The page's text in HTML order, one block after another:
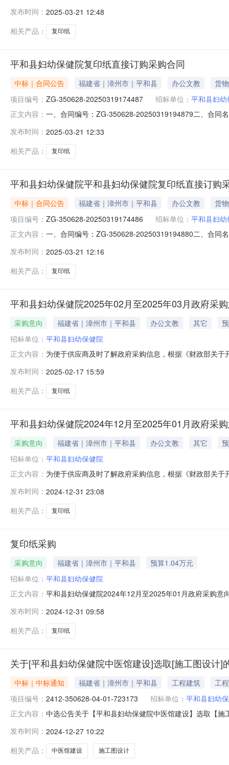
祥平贸易有限公司地址：漳州市芗城区建业路1号明欣福
发布时间： 2025-03-21 12:48
相关产品：
复印纸
平和县妇幼保健院复印纸直接订购采购合同
中标｜合同公告 福建省｜漳州市｜平和县 办公文教
货物
项目编号： ZG-350628-20250319174487 招标单位： 平和县妇
正文内容： 一、合同编号：ZG-350628-20250319194879二、合同
漳州市祥平贸易有限公司地址：漳州市芗城区建业路1号
发布时间： 2025-03-21 12:33
相关产品：
复印纸
平和县妇幼保健院平和县妇幼保健院复印纸直接订购
中标｜合同公告 福建省｜漳州市｜平和县 办公文教
货物
项目编号： ZG-350628-20250319174486 招标单位： 平和县妇
正文内容： 一、合同编号：ZG-350628-20250319194880二、合同
祥平贸易有限公司地址：漳州市芗城区建业路1号明欣福
发布时间： 2025-03-21 12:16
相关产品：
复印纸
平和县妇幼保健院2025年02月至2025年03月政府采
采购意向 福建省｜漳州市｜平和县 办公文教 其它
招标单位： 平和县妇幼保健院
正文内容： 为便于供应商及时了解政府采购信息，根据《财政部关
求需满足的要求：需要采购一批复印纸满足日常办公需
文件为准。平和县妇幼
发布时间： 2025-02-17 15:59
相关产品：
复印纸
平和县妇幼保健院2024年12月至2025年01月政府采
采购意向 福建省｜漳州市｜平和县 办公文教 其它
招标单位： 平和县妇幼保健院
正文内容： 为便于供应商及时了解政府采购信息，根据《财政部关
公需求需满足的要求：需要采购一批复印纸满足日常办
或目标：需要采购一
发布时间： 2024-12-31 23:08
相关产品：
复印纸
复印纸采购
采购意向 福建省｜漳州市｜平和县
预算1.04万元
招标单位： 平和县妇幼保健院
正文内容： 平和县妇幼保健院2024年12月至2025年01月政府采购
复印纸满足日常办公需求需满足的要求:需要采购一批复
发布时间： 2024-12-31 09:58
相关产品：
复印纸
关于[平和县妇幼保健院中医馆建设]选取[施工图设计]
中标｜中标通知 福建省｜漳州市｜平和县 工程建筑
工程
项目编号： 2412-350628-04-01-723173 招标单位： 平和县妇幼
正文内容： 中选公告关于【平和县妇幼保健院中医馆建设】选取【
务金额（元）：12000元折扣率：1.00实际服务金额（
发布时间： 2024-12-27 10:22
相关产品：
中医馆建设 施工图设计